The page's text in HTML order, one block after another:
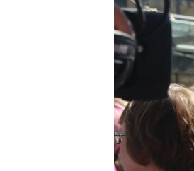
УКРАЇНСЬКА ПРОБЛЕМА КРИМУ